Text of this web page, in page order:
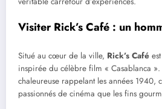
Visiter Rick’s Café : un
Situé au cœur de la ville, Rick’s Café
inspirée du célèbre film « Casablanca
chaleureuse rappelant les années 1940,
passionnés de cinéma que les fins